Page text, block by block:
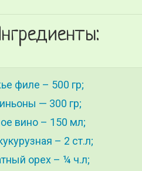
филе – 500 гр;
— 300 гр;
вино – 150 мл;
– 2 ст.л;
орех – ¼ ч.л;